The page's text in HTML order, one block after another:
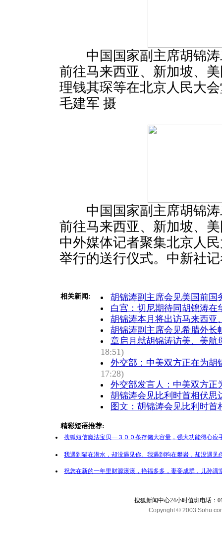
中国国家副主席胡锦涛
前往马来西亚、新加坡、
理钱其琛等在北京人民大
毛建军 摄
中国国家副主席胡锦涛
前往马来西亚、新加坡、
中外媒体记者聚集北京人
举行的送行仪式。中新社
相关新闻:
胡锦涛副主席会见美国前国
白宫：切尼期待同胡锦涛在
胡锦涛本月将出访马来西亚
胡锦涛副主席会见希腊外长
章启月就胡锦涛访美、美航
18:51)
外交部：中美双方正在为胡
17:28)
外交部发言人：中美双方正
胡锦涛会见比利时首相伏思
图文：胡锦涛会见比利时首
精彩短语推荐:
搜狐短信魔法宝贝—３００条存储大容量，强大功能得心应
我遇到猫在潜水，却没遇见你。我遇到狗在攀岩，却没遇
祝您在新的一年里财源滚滚，艳福多多，妻妾成群，儿孙
搜狐新闻中心24小时值班电话：
Copyright © 2003